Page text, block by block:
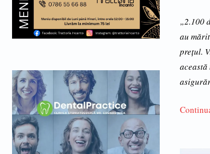
„2.100
au
preţul.